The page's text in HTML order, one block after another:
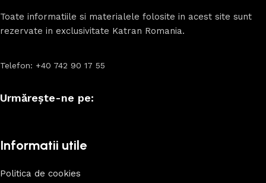
Toate informatiile si materialele folosite in acest site sunt
rezervate in exclusivitate Katran Romania.
Telefon: +40 742 90 17 55
Urmărește-ne pe:
Informatii utile
Politica de cookies